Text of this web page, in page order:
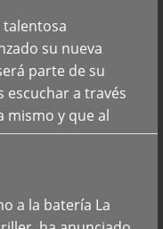
talentosa
su nueva
parte de su
a través
mismo y que al
a la batería La